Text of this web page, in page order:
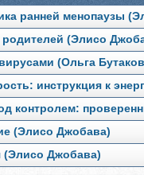
ранней менопаузы
(Элисо
(Ольга
инструкция к
контролем:
(Элисо Джобава)
(Элисо Джобава)